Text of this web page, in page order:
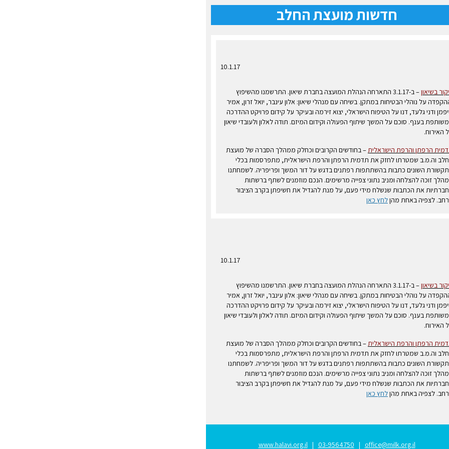
חדשות מועצת החלב
בשיאון
– ב-3.1.17 התארחה הנהלת המועצה בחברת שיאון. התרשמנו מהשיפוץ
על נוהלי הבטיחות במתקן. בשיחה עם מנהלי שיאון: אלון עינבר, יואל זרון, אמיר
ודני גלעד, דנו על הטיפוח הישראלי, יצוא זירמה ובעיקר על קידום פרויקט ההדרכה
בענף. סוכם על המשך שיתוף הפעולה וקידום המיזם. תודה לאלון ולעובדי שיאון
האירוח.
הרפתן והרפת הישראלית– בחודשים הקרובים וכחלק ממהלך הסברה של מועצת
וה.מ.ב שמטרתו לחזק את תדמית הרפתן והרפת הישראלית, מתפרסמות בכלי
השונים כתבות בהשתתפות רפתנים בדגש על דור המשך ופריפריה. לשמחתנו
זוכה להצלחה ומניב נתוני צפייה מרשימים. הנכם מוזמנים לשתף ברשתות
את הכתבות שנשלח מידי פעם, על מנת להגדיל את חשיפתן בקרב הציבור
לצפיה באחת מהןלחץ כאן
בשיאון
– ב-3.1.17 התארחה הנהלת המועצה בחברת שיאון. התרשמנו מהשיפוץ
על נוהלי הבטיחות במתקן. בשיחה עם מנהלי שיאון: אלון עינבר, יואל זרון, אמיר
ודני גלעד, דנו על הטיפוח הישראלי, יצוא זירמה ובעיקר על קידום פרויקט ההדרכה
בענף. סוכם על המשך שיתוף הפעולה וקידום המיזם. תודה לאלון ולעובדי שיאון
האירוח.
הרפתן והרפת הישראלית– בחודשים הקרובים וכחלק ממהלך הסברה של מועצת
וה.מ.ב שמטרתו לחזק את תדמית הרפתן והרפת הישראלית, מתפרסמות בכלי
השונים כתבות בהשתתפות רפתנים בדגש על דור המשך ופריפריה. לשמחתנו
זוכה להצלחה ומניב נתוני צפייה מרשימים. הנכם מוזמנים לשתף ברשתות
את הכתבות שנשלח מידי פעם, על מנת להגדיל את חשיפתן בקרב הציבור
לצפיה באחת מהןלחץ כאן
www.halavi.org.il| 03-9564750 | office@milk.org.il